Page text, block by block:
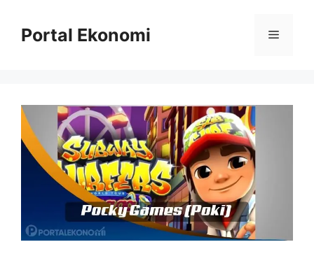
Portal Ekonomi Menu